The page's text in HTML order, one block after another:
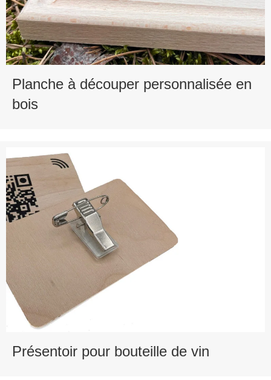
Planche à découper personnalisée en
bois
Présentoir pour bouteille de vin